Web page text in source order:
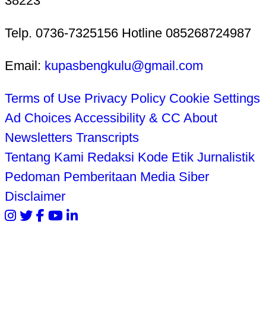
Telp. 0736-7325156 Hotline 085268724987
Email: kupasbengkulu@gmail.com
Terms of Use Privacy Policy Cookie Settings
Ad Choices Accessibility & CC About
Newsletters Transcripts
Tentang Kami Redaksi Kode Etik Jurnalistik
Pedoman Pemberitaan Media Siber
Disclaimer